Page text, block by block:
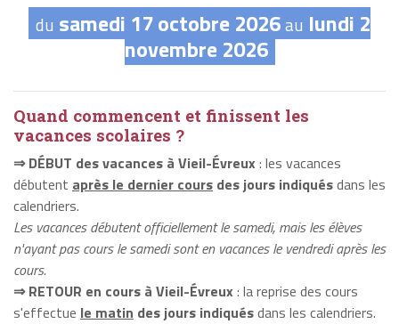
du samedi 17 octobre 2026au lundi 2
novembre 2026
Quand commencent et finissent les
vacances scolaires ?
⇒ DÉBUT des vacances à Vieil-Évreux : les vacances
débutent après le dernier cours des jours indiquésdans les
calendriers.
Les vacances débutent officiellement le samedi, mais les élèves
n'ayant pas cours le samedi sont en vacances le vendredi après les
cours.
⇒ RETOUR en cours à Vieil-Évreux : la reprise des cours
s'effectue le matin des jours indiquésdans les calendriers.